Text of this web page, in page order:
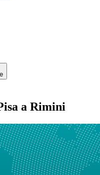
a Rimini